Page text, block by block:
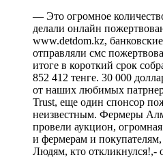
— Это огромное
делали онлайн
www.detdom.kz,
отправляли смс
итоге в короткий срок
852 412 тенге. 30 000
от наших любимых
Trust, еще один спонсор
неизвестным. Фермеры
провели аукцион,
и фермерам и
Людям, кто откликнулся!,-